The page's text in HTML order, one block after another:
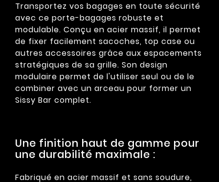
Transportez vos bagages en toute sécurité
avec ce porte-bagages robuste et
modulable. Conçu en acier massif, il permet
de fixer facilement sacoches, top case ou
autres accessoires grâce aux espacements
stratégiques de sa grille. Son design
modulaire permet de l'utiliser seul ou de le
combiner avec un arceau pour former un
Sissy Bar complet.
Une finition haut de gamme pour
une durabilité maximale :
Fabriqué en acier massif et sans soudure,